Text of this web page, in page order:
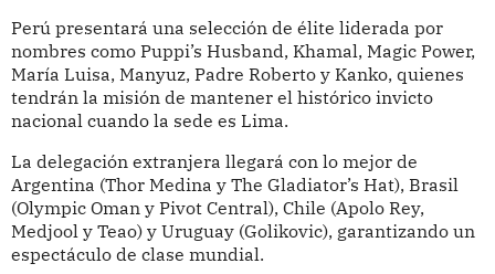
Perú presentará una selección de élite liderada por
nombres como Puppi’s Husband, Khamal, Magic Power,
María Luisa, Manyuz, Padre Roberto y Kanko, quienes
tendrán la misión de mantener el histórico invicto
nacional cuando la sede es Lima.
La delegación extranjera llegará con lo mejor de
Argentina (Thor Medina y The Gladiator’s Hat), Brasil
(Olympic Oman y Pivot Central), Chile (Apolo Rey,
Medjool y Teao) y Uruguay (Golikovic), garantizando un
espectáculo de clase mundial.